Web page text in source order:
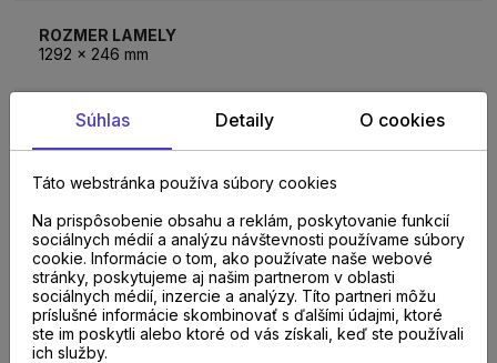
ROZMER LAMELY
1292 x 246 mm
BALENIE
AquaDura Large
VZORKA NA PREDAJNI
Kopčianska 29, Bratislava, Galvániho 5890/7, Bratislava
Súhlas Detaily O cookies
Táto webstránka používa súbory cookies
Na prispôsobenie obsahu a reklám, poskytovanie funkcií
sociálnych médií a analýzu návštevnosti používame súbory
cookie. Informácie o tom, ako používate naše webové
stránky, poskytujeme aj našim partnerom v oblasti
sociálnych médií, inzercie a analýzy. Títo partneri môžu
príslušné informácie skombinovať s ďalšími údajmi, ktoré
ste im poskytli alebo ktoré od vás získali, keď ste používali
ich služby.